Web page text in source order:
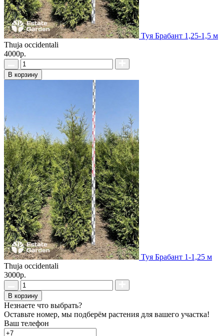
Туя Брабант 1,25-1,5 м
Thuja occidentali
4000р.
В корзину
Туя Брабант 1-1,25 м
Thuja occidentali
3000р.
В корзину
Незнаете что выбрать?
Оставьте номер, мы подберём растения для вашего участка!
Ваш телефон